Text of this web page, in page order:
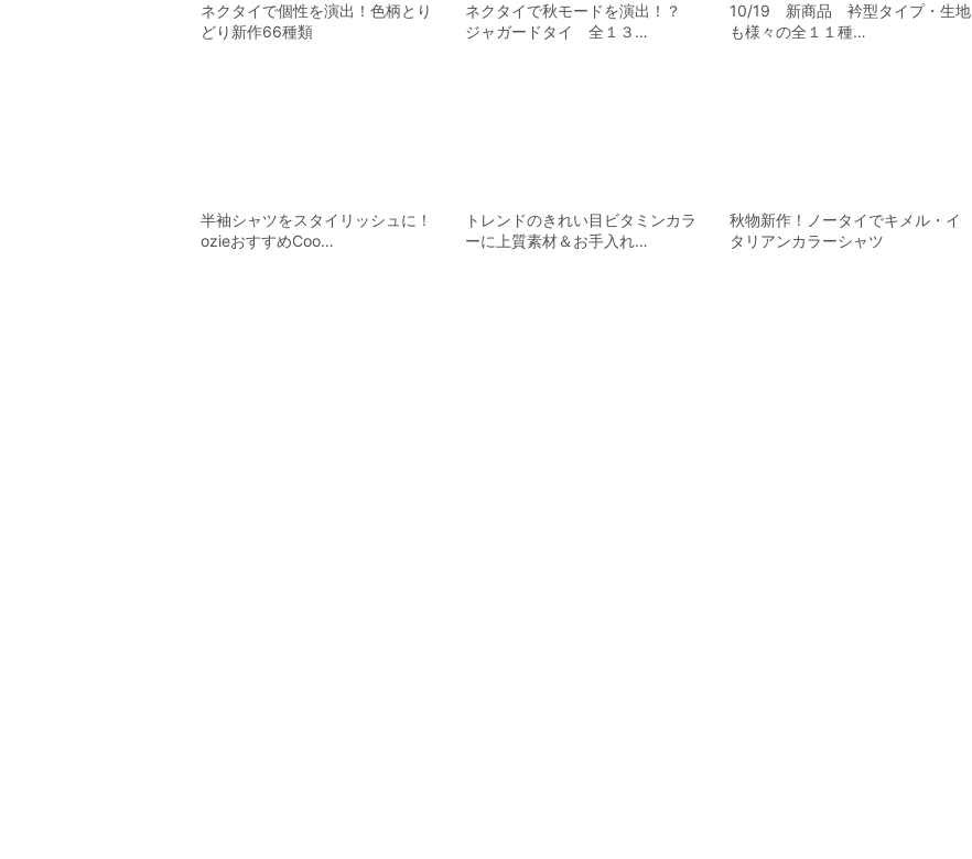
ネクタイで個性を演出！色柄とり
どり新作66種類
ネクタイで秋モードを演出！？
ジャガードタイ 全１３…
10/19 新商品 衿型タイプ・生地
も様々の全１１種…
半袖シャツをスタイリッシュに！
ozieおすすめCoo…
トレンドのきれい目ビタミンカラ
ーに上質素材＆お手入れ…
秋物新作！ノータイでキメル・イ
タリアンカラーシャツ